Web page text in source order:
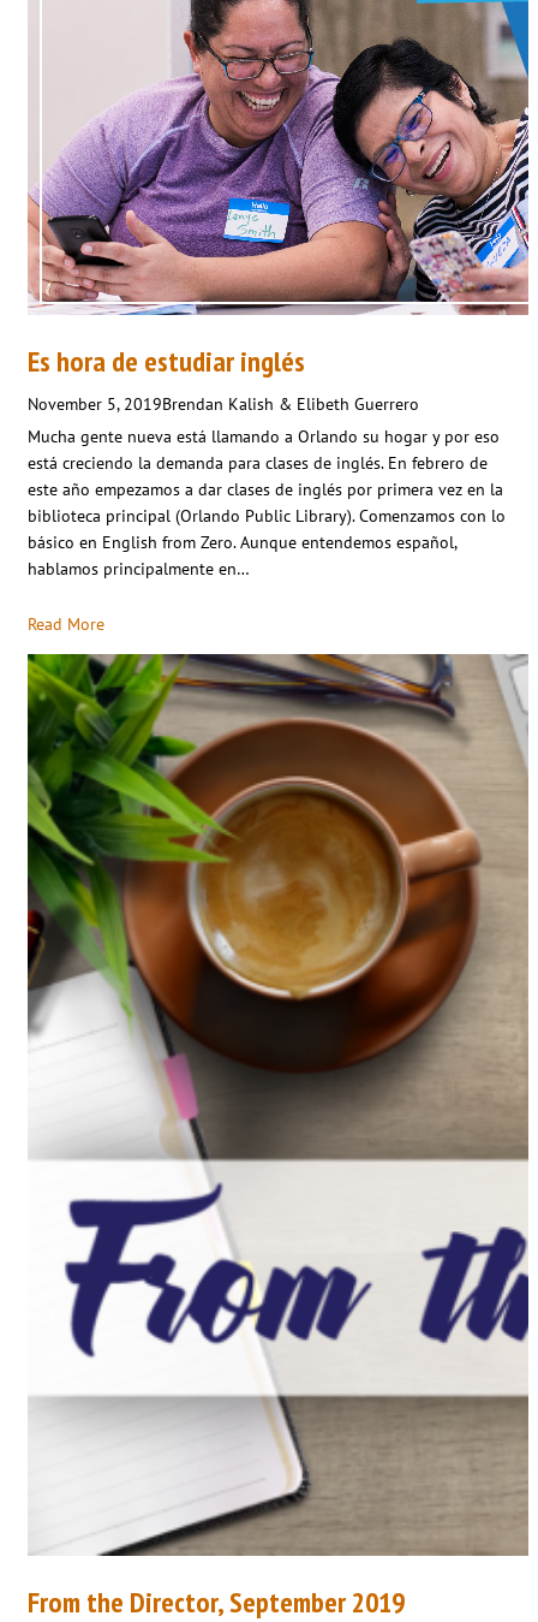
Es hora de estudiar inglés
November 5, 2019Brendan Kalish & Elibeth Guerrero
Mucha gente nueva está llamando a Orlando su hogar y por eso
está creciendo la demanda para clases de inglés. En febrero de
este año empezamos a dar clases de inglés por primera vez en la
biblioteca principal (Orlando Public Library). Comenzamos con lo
básico en English from Zero. Aunque entendemos español,
hablamos principalmente en…
Read More
From the Director, September 2019